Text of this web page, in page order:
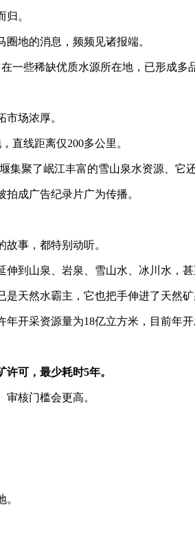
。
地的消息，频频见诸报端。
些稀缺优质水源所在地，已形成多
场浓厚。
直线距离仅200多公里。
聚了岷江丰富的雪山泉水资源、它
成广告纪录片广为传播。
事，都特别动听。
到山泉、岩泉、雪山水、冰川水，甚
天然水霸主，它也把手伸进了天然矿
开采资源量为18亿立方米，目前年开
可，最少耗时5年。
核门槛会更高。